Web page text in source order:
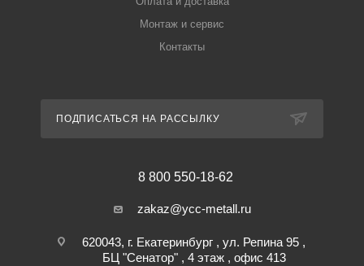
Монтаж и сервис
Контакты
ПОДПИСАТЬСЯ НА РАССЫЛКУ
8 800 550-18-62
zakaz@ycc-metall.ru
620043, г. Екатеринбург , ул. Репина 95 ,
БЦ "Сенатор" , 4 этаж , офис 413